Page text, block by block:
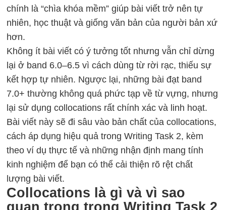
chính là “chìa khóa mềm” giúp bài viết trở nên tự
nhiên, học thuật và giống văn bản của người bản xứ
hơn.
Không ít bài viết có ý tưởng tốt nhưng vẫn chỉ dừng
lại ở band 6.0–6.5 vì cách dùng từ rời rạc, thiếu sự
kết hợp tự nhiên. Ngược lại, những bài đạt band
7.0+ thường không quá phức tạp về từ vựng, nhưng
lại sử dụng collocations rất chính xác và linh hoạt.
Bài viết này sẽ đi sâu vào bản chất của collocations,
cách áp dụng hiệu quả trong Writing Task 2, kèm
theo ví dụ thực tế và những nhận định mang tính
kinh nghiệm để bạn có thể cải thiện rõ rệt chất
lượng bài viết.
Collocations là gì và vì sao
quan trọng trong Writing Task 2